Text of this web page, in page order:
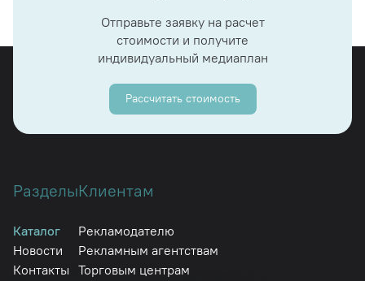
Отправьте заявку на расчет
стоимости и получите
индивидуальный медиаплан
Рассчитать стоимость
Разделы
Каталог
Новости
Контакты
Клиентам
Рекламодателю
Рекламным агентствам
Торговым центрам